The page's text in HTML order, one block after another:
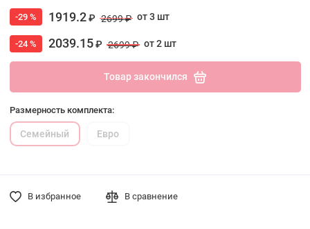
-29 % 1919.2₽ 2699 ₽ от 3 шт
-24 % 2039.15₽ 2699 ₽ от 2 шт
Товар закончился
Размерность комплекта:
Семейный Евро
В избранное В сравнение